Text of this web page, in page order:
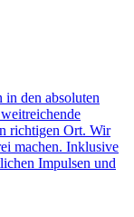
in den absoluten
richtigen Ort. Wir
machen. Inklusive
Impulsen und